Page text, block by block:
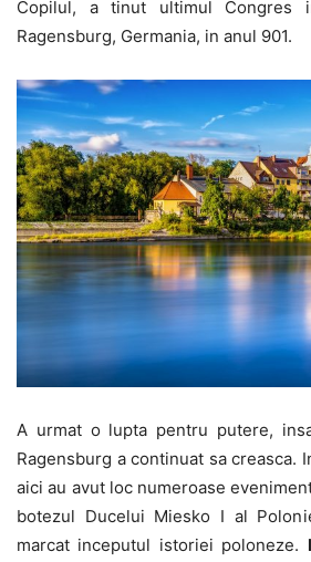
Copilul, a tinut ultimul Congres
Ragensburg, Germania, in anul 901.
A urmat o lupta pentru putere,
Ragensburg a continuat sa creasca.
aici au avut loc numeroase
botezul Ducelui Miesko I al
marcat inceputul istoriei poloneze.